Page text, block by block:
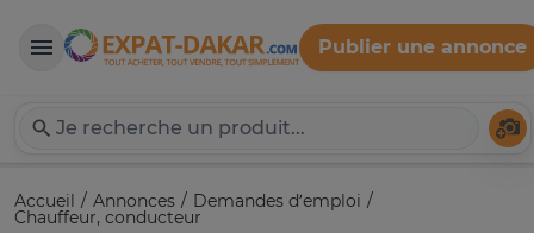
Expat-Dakar
Publier une annonce
Accueil Annonces Demandes d’emploi
Chauffeur, conducteur